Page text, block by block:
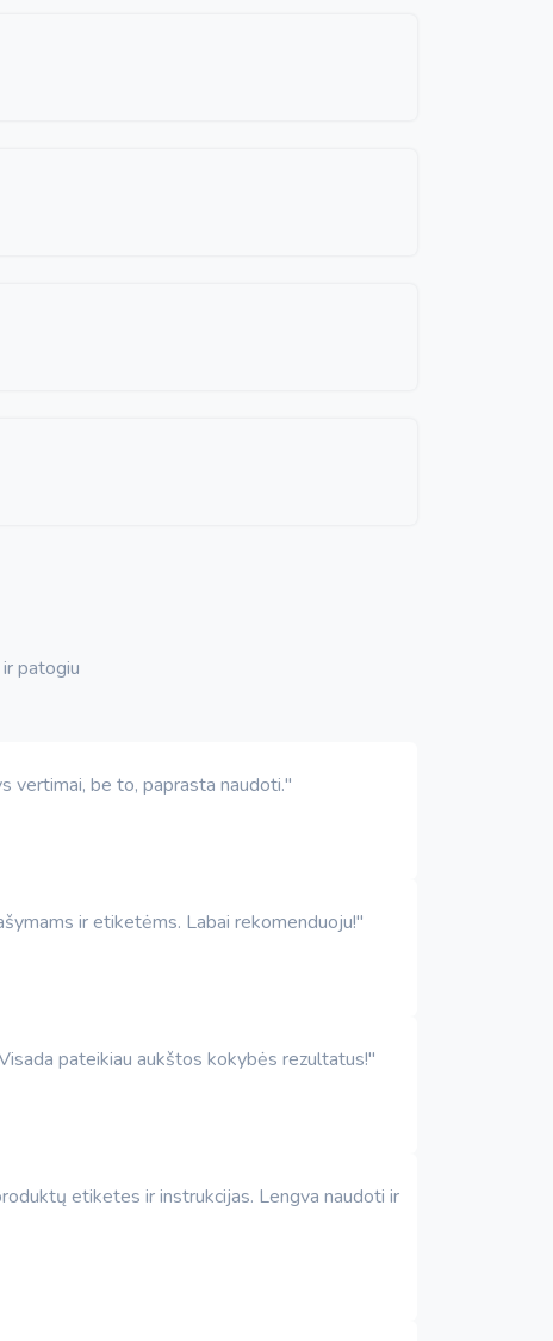
patogiu
vertimai, be to, paprasta naudoti."
ir etiketėms. Labai rekomenduoju!"
pateikiau aukštos kokybės rezultatus!"
etiketes ir instrukcijas. Lengva naudoti ir